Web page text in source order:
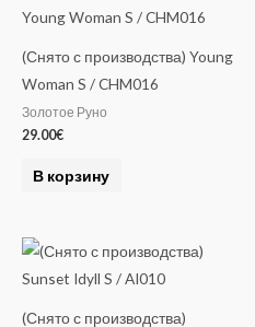
(Снято с производства) Young
Woman S / CHM016
Золотое Руно
29.00€
В корзину
(Снято с производства)